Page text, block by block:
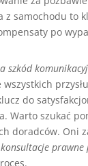
z samochodu to
po
szkód
do
Warto szukać
doradców. Oni
konsultacje prawne